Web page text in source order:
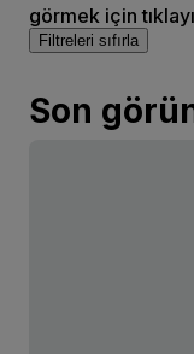
görmek için
Filtreleri sıfırla
Son